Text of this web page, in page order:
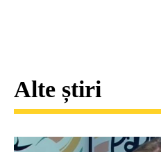
Alte știri